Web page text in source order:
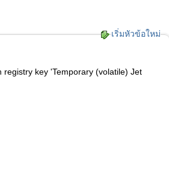
เริ่มหัวข้อใหม่
key 'Temporary (volatile) Jet